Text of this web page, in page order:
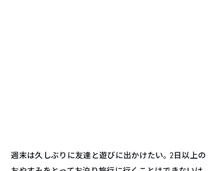
週末は久しぶりに友達と遊びに出かけたい。2日以上の